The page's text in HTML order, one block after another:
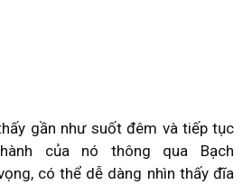
gần như suốt đêm và tiếp tục
của nó thông qua Bạch
có thể dễ dàng nhìn thấy đĩa